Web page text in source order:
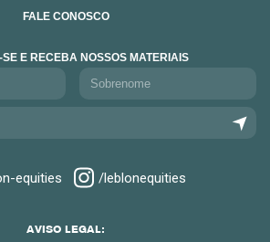
FALE CONOSCO
SE E RECEBA NOSSOS MATERIAIS
equities /leblonequities
AVISO LEGAL: